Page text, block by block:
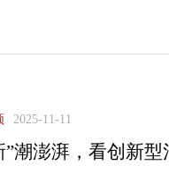
2025-11-11
”潮澎湃，看创新